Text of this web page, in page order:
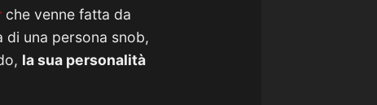
che venne fatta da
di una persona snob,
la sua personalità